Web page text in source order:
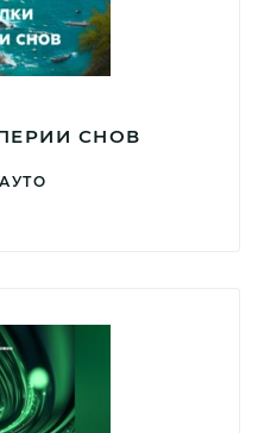
СНОВ